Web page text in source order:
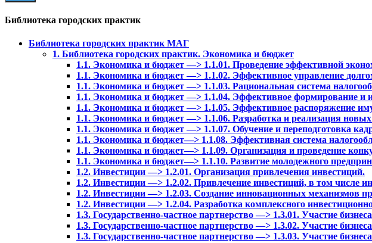
Библиотека городских практик
Библиотека городских практик МАГ
1. Библиотека городских практик. Экономика и бюджет
1.1. Экономика и бюджет —> 1.1.01. Проведение эффективной
1.1. Экономика и бюджет —> 1.1.02. Эффективное управление
1.1. Экономика и бюджет —> 1.1.03. Рациональная система
1.1. Экономика и бюджет —> 1.1.04. Эффективное формирование и
1.1. Экономика и бюджет —> 1.1.05. Эффективное распоряжение
1.1. Экономика и бюджет —> 1.1.06. Разработка и реализация
1.1. Экономика и бюджет —> 1.1.07. Обучение и переподготовка
1.1. Экономика и бюджет—> 1.1.08. Эффективная система
1.1. Экономика и бюджет—> 1.1.09. Организация и проведение
1.1. Экономика и бюджет—> 1.1.10. Развитие молодежного
1.2. Инвестиции —> 1.2.01. Организация привлечения инвестиций.
1.2. Инвестиции —> 1.2.02. Привлечение инвестиций, в том числе
1.2. Инвестиции —> 1.2.03. Создание инновационных механизмов
1.2. Инвестиции —> 1.2.04. Разработка комплексного
1.3. Государственно-частное партнерство —> 1.3.01. Участие
1.3. Государственно-частное партнерство —> 1.3.02. Участие
1.3. Государственно-частное партнерство —> 1.3.03. Участие